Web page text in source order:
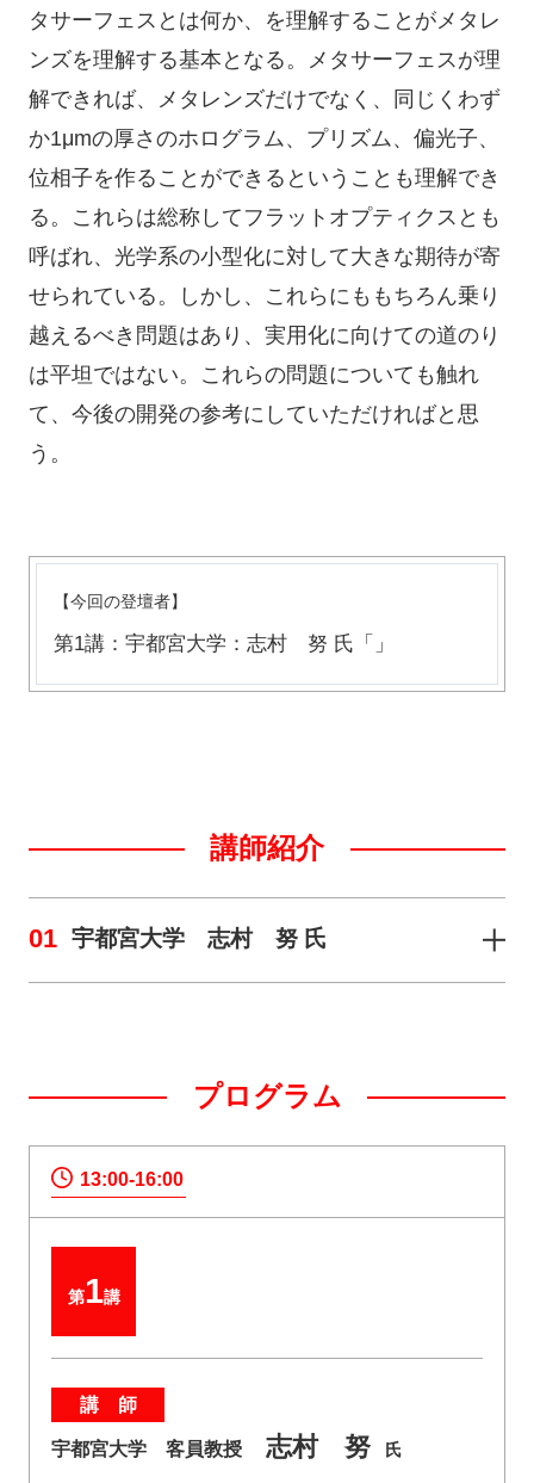
タサーフェスとは何か、を理解することがメタレ
ンズを理解する基本となる。メタサーフェスが理
解できれば、メタレンズだけでなく、同じくわず
か1μmの厚さのホログラム、プリズム、偏光子、
位相子を作ることができるということも理解でき
る。これらは総称してフラットオプティクスとも
呼ばれ、光学系の小型化に対して大きな期待が寄
せられている。しかし、これらにももちろん乗り
越えるべき問題はあり、実用化に向けての道のり
は平坦ではない。これらの問題についても触れ
て、今後の開発の参考にしていただければと思
う。
【今回の登壇者】
第1講：宇都宮大学：志村 努 氏「」
講師紹介
01 宇都宮大学 志村 努 氏
プログラム
13:00-16:00
第1講
講 師
宇都宮大学 客員教授 志村 努 氏